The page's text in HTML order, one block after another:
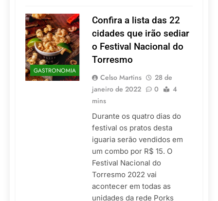
GASTRONOMIA
Confira a lista das 22
cidades que irão sediar
o Festival Nacional do
Torresmo
Celso Martins
28 de
janeiro de 2022
0
4
mins
Durante os quatro dias do
festival os pratos desta
iguaria serão vendidos em
um combo por R$ 15. O
Festival Nacional do
Torresmo 2022 vai
acontecer em todas as
unidades da rede Porks